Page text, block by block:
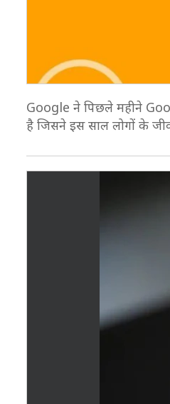
Google ने पिछले महीने
है जिसने इस साल लोगों के